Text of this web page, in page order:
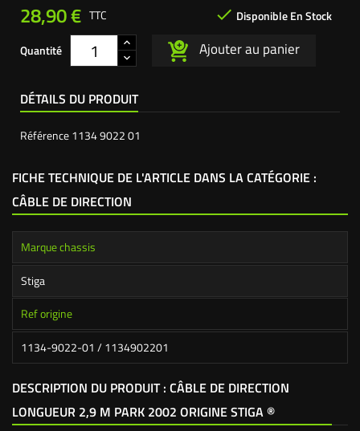
28,90 €  Disponible En Stock
TTC
Quantité Ajouter au panier
DÉTAILS DU PRODUIT
Référence1134 9022 01
FICHE TECHNIQUE DE L'ARTICLE DANS LA CATÉGORIE :
CÂBLE DE DIRECTION
Marque chassis
Stiga
Ref origine
1134-9022-01 / 1134902201
DESCRIPTION DU PRODUIT : CÂBLE DE DIRECTION
LONGUEUR 2,9 M PARK 2002 ORIGINE STIGA ®